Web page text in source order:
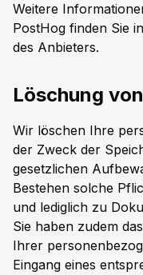
Weitere
PostHog finden Sie
des Anbieters.
Löschung
Wir löschen Ihre
der Zweck der
gesetzlichen
Bestehen solche
und lediglich zu
Sie haben zudem
Ihrer
Eingang eines